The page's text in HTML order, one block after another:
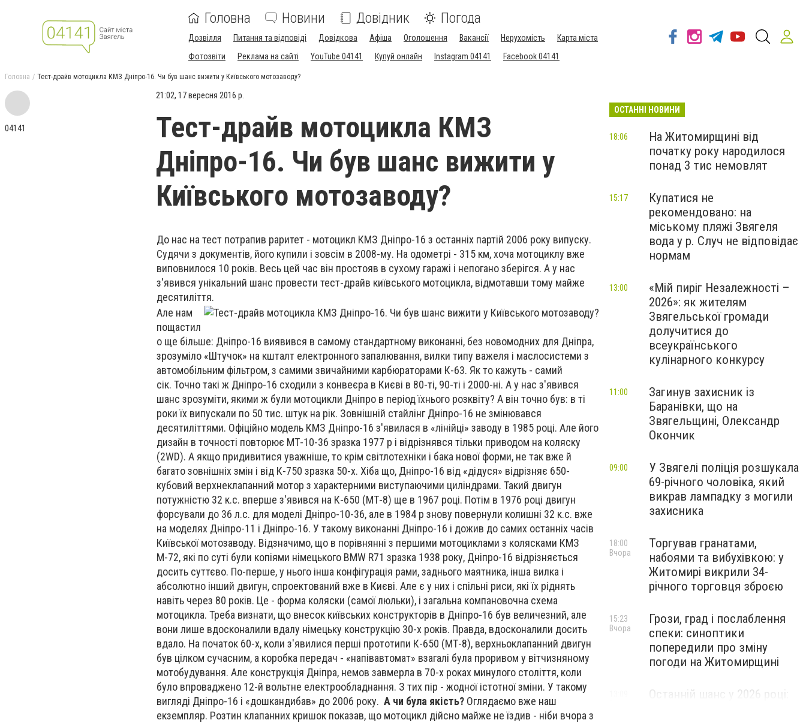
Головна Новини Довідник Погода
Дозвілля Питання та відповіді Довідкова Афіша Оголошення Вакансії Нерухомість
Карта міста
Фотозвіти
Реклама на сайті YouTube 04141 Купуй онлайн Instagram 04141 Facebook 04141
Головна Тест-драйв мотоцикла КМЗ Дніпро-16. Чи був шанс вижити у Київського мотозаводу?
04141
21:02, 17 вересня 2016 р.
Тест-драйв мотоцикла КМЗ
Дніпро-16. Чи був шанс вижити у
Київського мотозаводу?
До нас на тест потрапив раритет - мотоцикл КМЗ Дніпро-16 з останніх партій 2006 року випуску.
Судячи з документів, його купили і зовсім в 2008-му. На одометрі - 315 км, хоча мотоциклу вже
виповнилося 10 років. Весь цей час він простояв в сухому гаражі і непогано зберігся. А у нас
з'явився унікальний шанс провести тест-драйв київського мотоцикла, відмотавши тому майже
десятиліття.
Але нам
пощастил
о ще більше: Дніпро-16 виявився в самому стандартному виконанні, без новомодних для Дніпра,
зрозуміло «Штучок» на кшталт електронного запалювання, вилки типу важеля і маслосистеми з
автомобільним фільтром, з самими звичайними карбюраторами К-63. Як то кажуть - самий
сік. Точно такі ж Дніпро-16 сходили з конвеєра в Києві в 80-ті, 90-ті і 2000-ні. А у нас з'явився
шанс зрозуміти, якими ж були мотоцикли Дніпро в період їхнього розквіту? А він точно був: в ті
роки їх випускали по 50 тис. штук на рік. Зовнішній стайлінг Дніпро-16 не змінювався
десятиліттями. Офіційно модель КМЗ Дніпро-16 з'явилася в «лінійці» заводу в 1985 році. Але його
дизайн в точності повторює МТ-10-36 зразка 1977 р і відрізнявся тільки приводом на коляску
(2WD). А якщо придивитися уважніше, то крім світлотехніки і бака нової форми, не так вже й
багато зовнішніх змін і від К-750 зразка 50-х. Хіба що, Дніпро-16 від «дідуся» відрізняє 650-
кубовий верхнеклапанний мотор з характерними виступаючими циліндрами. Такий двигун
потужністю 32 к.с. вперше з'явився на К-650 (МТ-8) ще в 1967 році. Потім в 1976 році двигун
форсували до 36 л.с. для моделі Дніпро-10-36, але в 1984 р знову повернули колишні 32 к.с. вже
на моделях Дніпро-11 і Дніпро-16. У такому виконанні Дніпро-16 і дожив до самих останніх часів
Київської мотозаводу. Відзначимо, що в порівнянні з першими мотоциклами з колясками КМЗ
М-72, які по суті були копіями німецького BMW R71 зразка 1938 року, Дніпро-16 відрізняється
досить суттєво. По-перше, у нього інша конфігурація рами, заднього маятника, інша вилка і
абсолютно інший двигун, спроектований вже в Києві. Але є у них і спільні риси, які їх ріднять
навіть через 80 років. Це - форма коляски (самої люльки), і загальна компановочна схема
мотоцикла. Треба визнати, що внесок київських конструкторів в Дніпро-16 був величезний, але
вони лише вдосконалили вдалу німецьку конструкцію 30-х років. Правда, вдосконалили досить
вдало. На початок 60-х, коли з'явилися перші прототипи К-650 (МТ-8), верхньоклапанний двигун
був цілком сучасним, а коробка передач - «напівавтомат» взагалі була проривом у вітчизняному
мотобудування. Але конструкція Дніпра, немов завмерла в 70-х роках минулого століття, коли
було впроваджено 12-й вольтне електрообладнання. З тих пір - жодної істотної зміни. У такому
вигляді Дніпро-16 і «дошкандибав» до 2006 року. А чи була якість? Оглядаємо вже наш
екземпляр. Розтин клапанних кришок показав, що мотоцикл дійсно майже не їздив - ніби вчора з
ОСТАННІ НОВИНИ
На Житомирщині від
початку року народилося
понад 3 тис немовлят
18:06
Купатися не
рекомендовано: на
міському пляжі Звягеля
вода у р. Случ не відповідає
нормам
15:17
«Мій пиріг Незалежності –
2026»: як жителям
Звягельської громади
долучитися до
всеукраїнського
кулінарного конкурсу
13:00
Загинув захисник із
Баранівки, що на
Звягельщині, Олександр
Окончик
11:00
У Звягелі поліція розшукала
69-річного чоловіка, який
викрав лампадку з могили
захисника
09:00
Торгував гранатами,
набоями та вибухівкою: у
Житомирі викрили 34-
річного торговця зброєю
18:00
Вчора
Грози, град і послаблення
спеки: синоптики
попередили про зміну
погоди на Житомирщині
15:23
Вчора
Останній шанс у 2026 році: